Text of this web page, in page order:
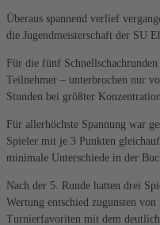
Überaus spannend verlief
die Jugendmeisterschaft der SU
Für die fünf
Teilnehmer – unterbrochen nur
Stunden bei größter
Für allerhöchste Spannung war
Spieler mit je 3 Punkten
minimale Unterschiede in der
Nach der 5. Runde hatten drei
Wertung entschied zugunsten
Turnierfavoriten mit dem